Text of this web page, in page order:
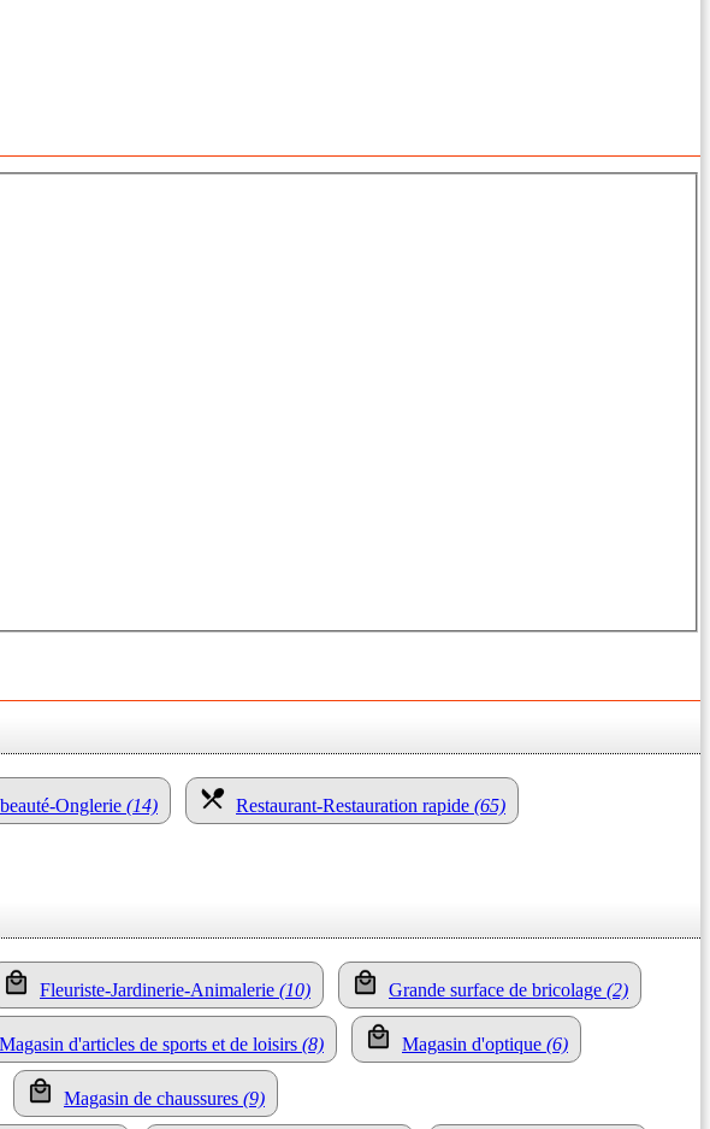
Onglerie (14) Restaurant-Restauration rapide (65)
Fleuriste-Jardinerie-Animalerie (10) Grande surface de bricolage (2)
Magasin d'articles de sports et de loisirs (8) Magasin d'optique (6)
Magasin de chaussures (9)